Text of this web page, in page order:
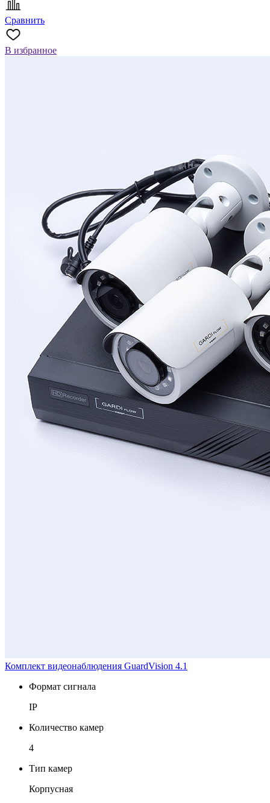
Сравнить
В избранное
Комплект видеонаблюдения GuardVision 4.1
Формат сигнала
IP
Количество камер
4
Тип камер
Корпусная